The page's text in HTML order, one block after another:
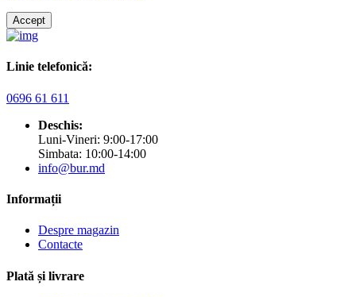
Accept
Linie telefonică:
0696 61 611
Deschis:
Luni-Vineri: 9:00-17:00
Simbata: 10:00-14:00
info@bur.md
Informații
Despre magazin
Contacte
Plată și livrare